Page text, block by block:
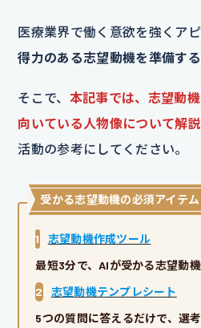
医療業界で働く意欲を強くア
得力のある志望動機を準備する
そこで、 本記事では、志望動
向いている人物像について解説
活動の参考にしてください。
受かる志望動機の必須アイテム
1
志望動機作成ツール
最短3分で、AIが受かる志望動
2
志望動機テンプレシート
5つの質問に答えるだけで、選